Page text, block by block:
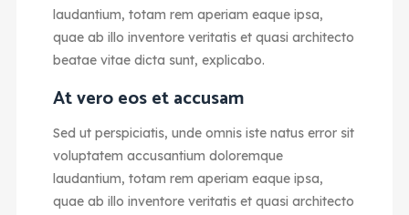
laudantium, totam rem aperiam eaque ipsa,
quae ab illo inventore veritatis et quasi architecto
beatae vitae dicta sunt, explicabo.
At vero eos et accusam
Sed ut perspiciatis, unde omnis iste natus error sit
voluptatem accusantium doloremque
laudantium, totam rem aperiam eaque ipsa,
quae ab illo inventore veritatis et quasi architecto